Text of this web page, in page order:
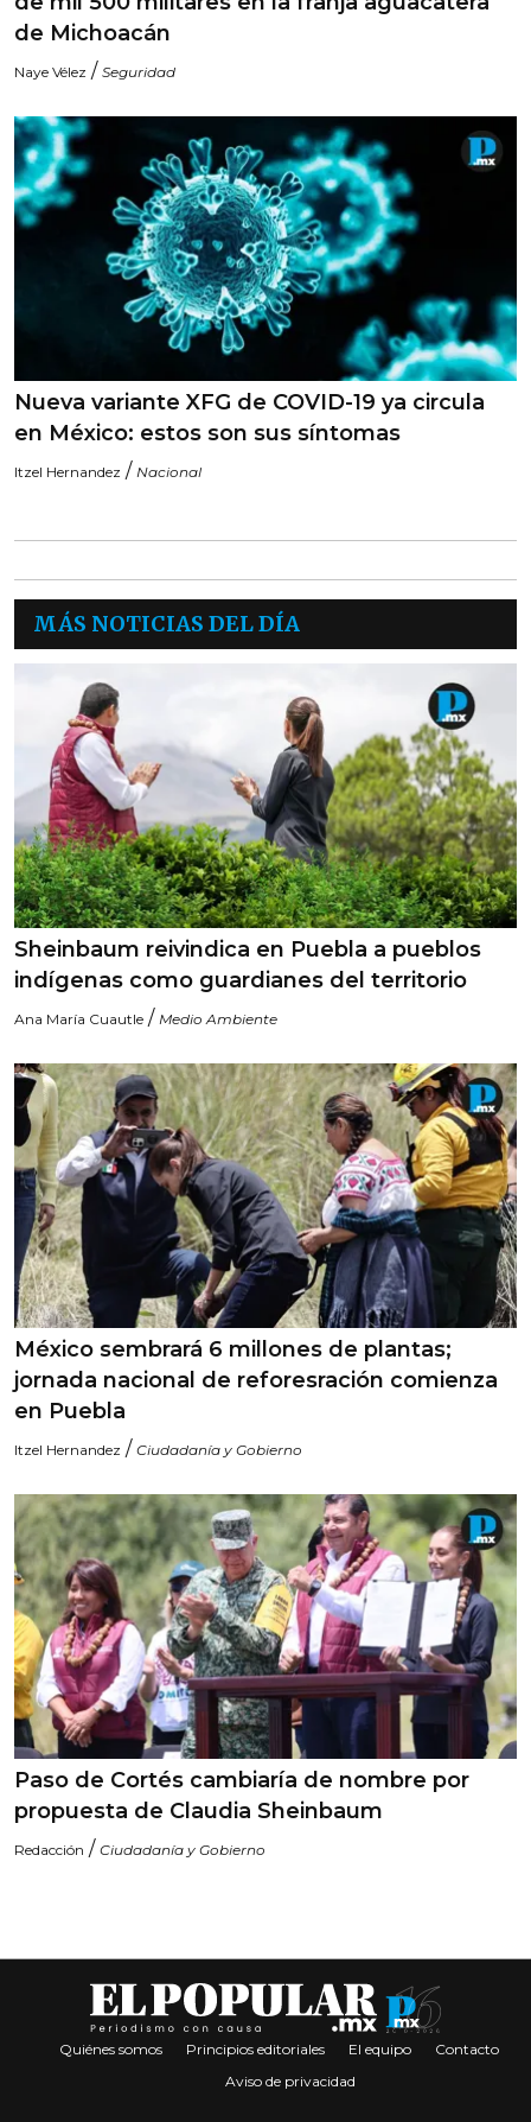
de Michoacán
Naye Vélez / Seguridad
Nueva variante XFG de COVID-19 ya circula
en México: estos son sus síntomas
Itzel Hernandez / Nacional
MÁS NOTICIAS DEL DÍA
Sheinbaum reivindica en Puebla a pueblos
indígenas como guardianes del territorio
Ana María Cuautle / Medio Ambiente
México sembrará 6 millones de plantas;
jornada nacional de reforesración comienza
en Puebla
Itzel Hernandez / Ciudadanía y Gobierno
Paso de Cortés cambiaría de nombre por
propuesta de Claudia Sheinbaum
Redacción / Ciudadanía y Gobierno
Quiénes somos Principios editoriales El equipo
Contacto
Aviso de privacidad